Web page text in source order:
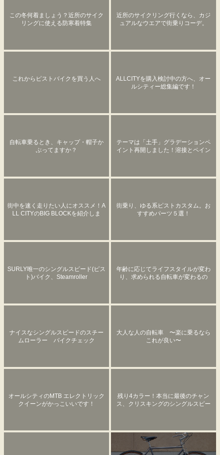
この冬何着ましょう？近所のサイク
リングに使える防寒着特集
近所のサイクリング行くなら、カジ
ュアルなウエアで街乗りコーデ。
これからピストバイクを買う人へ
ALLCITYを購入検討中の方へ、オー
ルシティー総集編です！
自転車乗るとき、キャップ・帽子か
ぶってますか？
テーマは「土手」グラデーションペ
イント再開しました！溶接とペイン
街中を速く走りたい人にオススメ！A
LL CITYのBIG BLOCKを紹介しま
街乗り、ゆる系ピストカスタム。お
すすめパーツ５選！
SURLY唯一のシングルスピード(ピス
ト)バイク、Steamroller
年齢に応じてライフスタイルが変わ
り、求められる自転車が変わるの
ナイスなシングルスピードのスチー
ムローラー バイクチェック
大人な人の自転車 〜楽に乗るなら
これが良い〜
オールシティのMTB エレクトリック
クイーンがかっこいいです！
残り4カラー！本当に最後のチャン
ス、クリスキングのシングルスピー